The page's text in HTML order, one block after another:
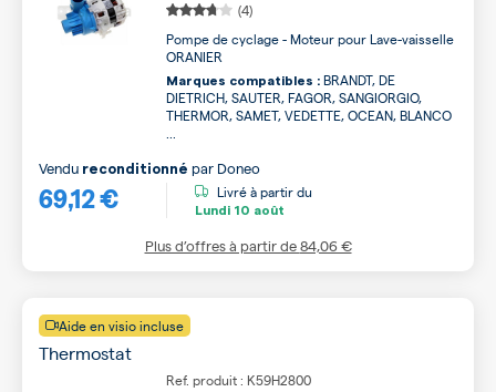
(4)
Pompe de cyclage - Moteur pour Lave-vaisselle
ORANIER
Marques compatibles : BRANDT, DE
DIETRICH, SAUTER, FAGOR, SANGIORGIO,
THERMOR, SAMET, VEDETTE, OCEAN, BLANCO
69,12 €
Vendu reconditionné par Doneo
Livré à partir du
Lundi 10 août
Plus d’offres à partir de84,06 €
Aide en visio incluse
Thermostat
Ref. produit : K59H2800